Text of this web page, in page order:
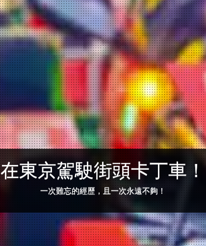
在東京駕駛街頭卡丁車！
一次難忘的經歷，且一次永遠不夠！